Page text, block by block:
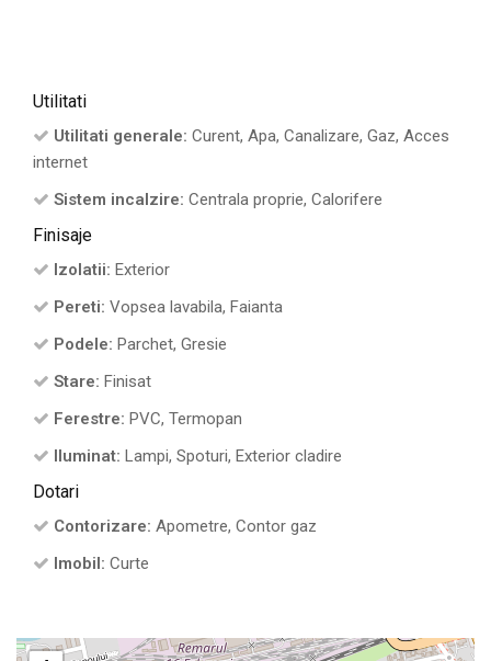
Utilitati
Utilitati generale: Curent, Apa, Canalizare, Gaz, Acces
internet
Sistem incalzire: Centrala proprie, Calorifere
Finisaje
Izolatii: Exterior
Pereti: Vopsea lavabila, Faianta
Podele: Parchet, Gresie
Stare: Finisat
Ferestre: PVC, Termopan
Iluminat: Lampi, Spoturi, Exterior cladire
Dotari
Contorizare: Apometre, Contor gaz
Imobil: Curte